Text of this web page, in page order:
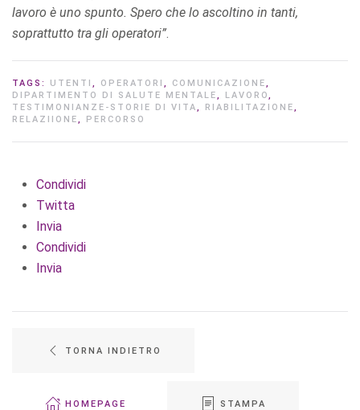
lavoro è uno spunto. Spero che lo ascoltino in tanti,
soprattutto tra gli operatori”.
TAGS: UTENTI , OPERATORI , COMUNICAZIONE,
DIPARTIMENTO DI SALUTE MENTALE, LAVORO,
TESTIMONIANZE-STORIE DI VITA, RIABILITAZIONE,
RELAZIIONE, PERCORSO
Condividi
Twitta
Invia
Condividi
Invia
TORNA INDIETRO
HOMEPAGE STAMPA